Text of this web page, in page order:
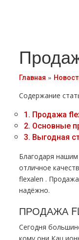
Главная »
Содержание
1. Продажа
2. Основные
3. Выгодная
Благодаря
отличное
flехalеn .
надёжно.
ПРОДАЖА
Сегодня